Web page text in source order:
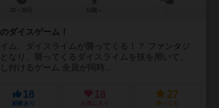
ダイスゲーム！
ム、ダイスライムが襲ってくる！？ ファンタジ
なり、襲ってくるダイスライムを技を用いて、
付けるゲーム 全員が同時...
18
経験あり
18
お気に入り
27
持ってる